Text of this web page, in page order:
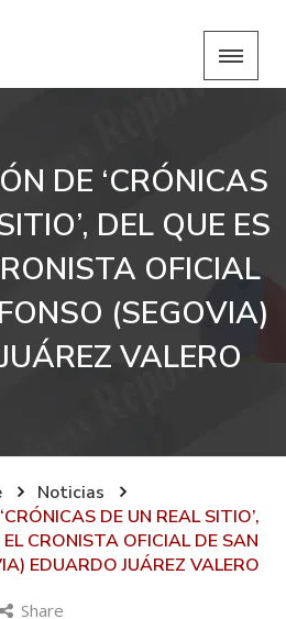
DE ‘CRÓNICAS
DEL QUE ES
OFICIAL
(SEGOVIA)
VALERO
Noticias
DE UN REAL SITIO’,
CRONISTA OFICIAL DE SAN
EDUARDO JUÁREZ VALERO
Share